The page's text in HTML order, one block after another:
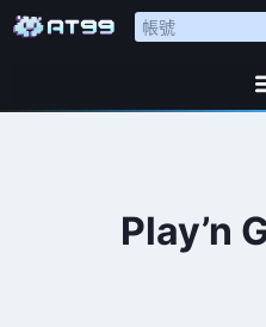
Play’n